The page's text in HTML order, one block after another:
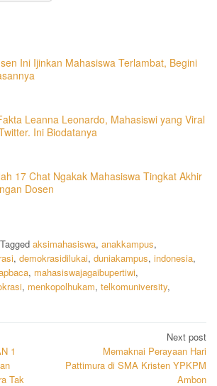
Ini Ijinkan Mahasiswa Terlambat, Begini
Leanna Leonardo, Mahasiswi yang Viral
Ini Biodatanya
17 Chat Ngakak Mahasiswa Tingkat Akhir
Dosen
Tagged aksimahasiswa, anakkampus,
, demokrasidilukai, duniakampus, indonesia,
, mahasiswajagaibupertiwi,
, menkopolhukam, telkomuniversity,
1
Tak
Next post
Memaknai Perayaan Hari
Pattimura di SMA Kristen YPKPM
Ambon